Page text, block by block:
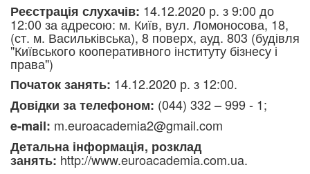
Реєстрація слухачів: 14.12.2020 р. з 9:00 до
12:00 за адресою: м. Київ, вул. Ломоносова, 18,
(ст. м. Васильківська), 8 поверх, ауд. 803 (будівля
"Київського кооперативного інституту бізнесу і
права")
Початок занять: 14.12.2020 р. з 12:00.
Довідки за телефоном: (044) 332 – 999 - 1;
e-mail: m.euroacademia2@gmail.com
Детальна інформація, розклад
занять: http://www.euroacademia.com.ua.